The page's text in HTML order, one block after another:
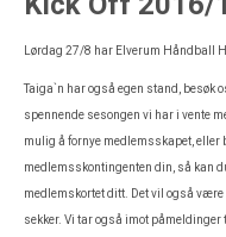
Lørdag 27/8 har Elverum Håndball
Taiga`n har også egen stand, besøk
spennende sesongen vi har i vente
mulig å fornye medlemsskapet,
medlemsskontingenten din, så kan
medlemskortet ditt. Det vil også
sekker. Vi tar også imot